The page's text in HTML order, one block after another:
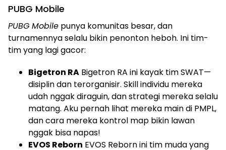
PUBG Mobile
PUBG Mobile punya komunitas besar, dan
turnamennya selalu bikin penonton heboh. Ini tim-
tim yang lagi gacor:
Bigetron RA Bigetron RA ini kayak tim SWAT—
disiplin dan terorganisir. Skill individu mereka
udah nggak diraguin, dan strategi mereka selalu
matang. Aku pernah lihat mereka main di PMPL,
dan cara mereka kontrol map bikin lawan
nggak bisa napas!
EVOS Reborn EVOS Reborn ini tim muda yang